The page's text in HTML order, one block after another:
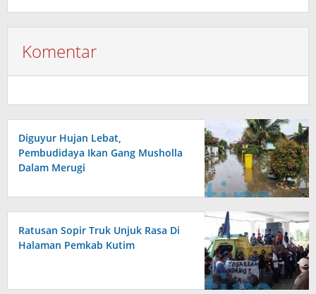
Komentar
Diguyur Hujan Lebat,
Pembudidaya Ikan Gang Musholla
Dalam Merugi
Ratusan Sopir Truk Unjuk Rasa Di
Halaman Pemkab Kutim